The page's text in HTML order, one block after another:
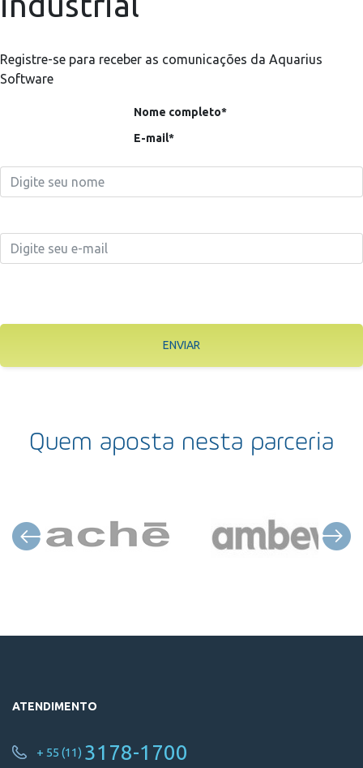
Registre-se para receber as comunicações da Aquarius
Software
Nome completo*
E-mail*
ENVIAR
Quem aposta nesta parceria
ATENDIMENTO
+ 55 (11) 3178-1700